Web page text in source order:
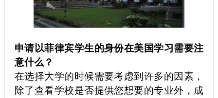
申请以菲律宾学生的身份在美国学习需要注
意什么？
在选择大学的时候需要考虑到许多的因素，
除了查看学校是否提供您想要的专业外，成